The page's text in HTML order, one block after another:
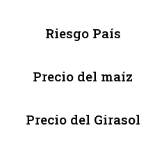
Riesgo País
Precio del maíz
Precio del Girasol